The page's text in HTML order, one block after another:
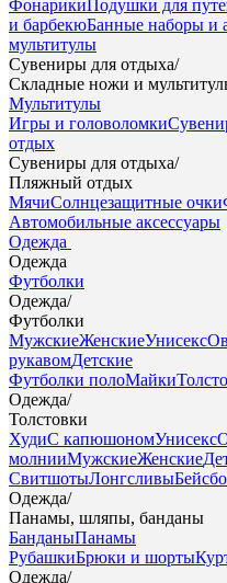
ФонарикиПодушки для
и барбекюБанные наборы и
мультитулы
Сувениры для отдыха/
Складные ножи и
Мультитулы
Игры и головоломки
отдых
Сувениры для отдыха/
Пляжный отдых
МячиСолнцезащитные очки
Автомобильные аксессуары
Одежда
Одежда
Футболки
Одежда/
Футболки
МужскиеЖенскиеУнисекс
рукавомДетские
Футболки полоМайки
Одежда/
Толстовки
ХудиС капюшономУнисекс
молнииМужскиеЖенские
СвитшотыЛонгсливы
Одежда/
Панамы, шляпы, банданы
БанданыПанамы
РубашкиБрюки и шорты
Одежда/